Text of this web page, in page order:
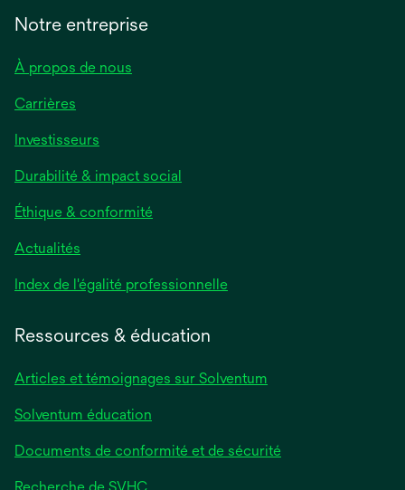
Notre entreprise
À propos de nous
Carrières
Investisseurs
Durabilité & impact social
Éthique & conformité
Actualités
Index de l'égalité professionnelles’ouvre
onglet
Ressources & éducation
Articles et témoignages sur Solventum
Solventum éducation
Documents de conformité et de sécurité